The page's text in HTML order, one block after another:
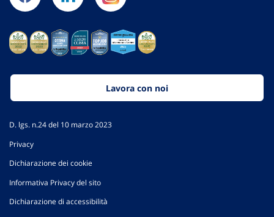
Lavora con noi
D. lgs. n.24 del 10 marzo 2023
Privacy
Dichiarazione dei cookie
Informativa Privacy del sito
Dichiarazione di accessibilità